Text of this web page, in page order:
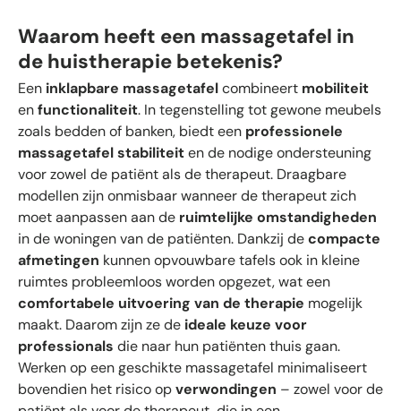
Waarom heeft een massagetafel in
de huistherapie betekenis?
Een inklapbare massagetafelcombineert mobiliteit
enfunctionaliteit. In tegenstelling tot gewone meubels
zoals bedden of banken, biedt een professionele
massagetafel stabiliteiten de nodige ondersteuning
voor zowel de patiënt als de therapeut. Draagbare
modellen zijn onmisbaar wanneer de therapeut zich
moet aanpassen aan de ruimtelijke omstandigheden
in de woningen van de patiënten. Dankzij decompacte
afmetingen kunnen opvouwbare tafels ook in kleine
ruimtes probleemloos worden opgezet, wat een
comfortabele uitvoering van de therapie mogelijk
maakt. Daarom zijn ze de ideale keuze voor
professionals die naar hun patiënten thuis gaan.
Werken op een geschikte massagetafel minimaliseert
bovendien het risico opverwondingen – zowel voor de